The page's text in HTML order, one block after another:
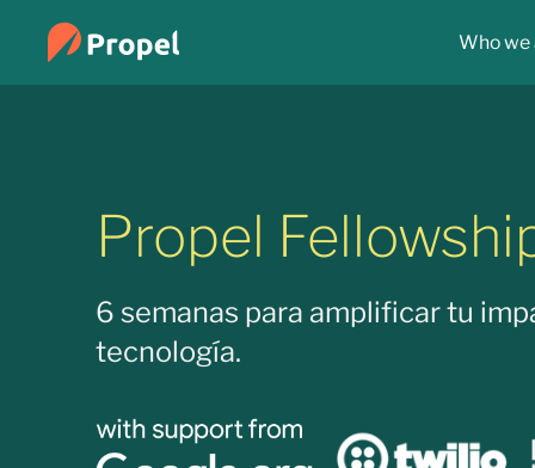
Who we
Propel
6 semanas para amplificar tu
tecnología.